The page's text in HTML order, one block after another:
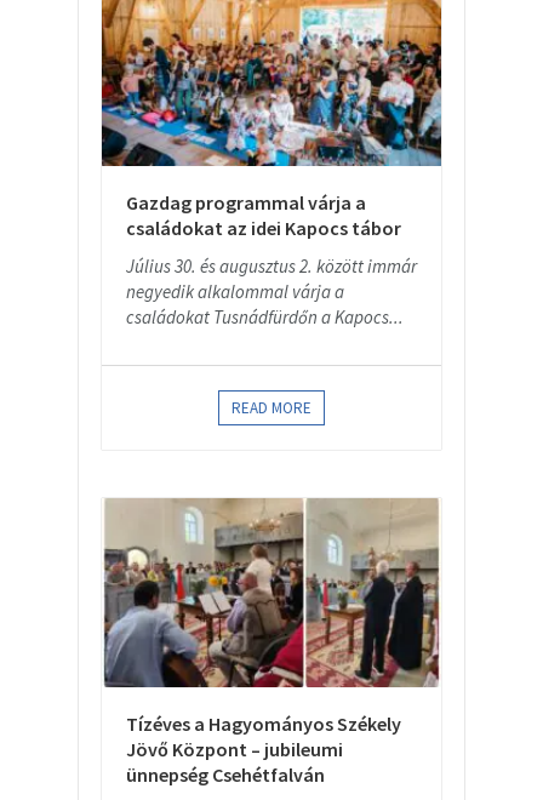
Gazdag programmal várja a
családokat az idei Kapocs tábor
Július 30. és augusztus 2. között immár
negyedik alkalommal várja a
családokat Tusnádfürdőn a Kapocs...
READ MORE
Tízéves a Hagyományos Székely
Jövő Központ – jubileumi
ünnepség Csehétfalván